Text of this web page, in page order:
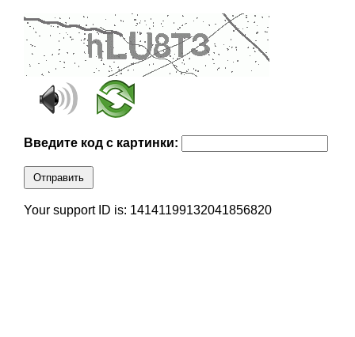
Введите код с картинки:
Отправить
Your support ID is: 14141199132041856820